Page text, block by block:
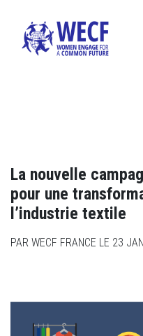
La nouvelle
pour une
l’industrie textile
PAR WECF FRANCE LE 23